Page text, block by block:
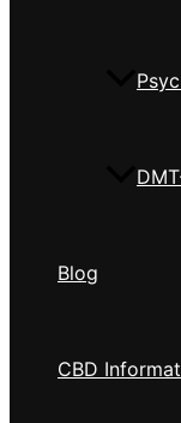
Blog
CBD